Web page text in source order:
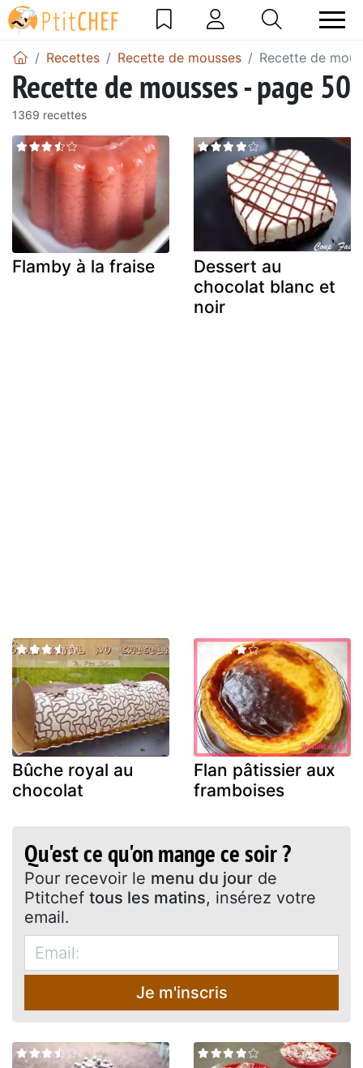
Recettes Recette de mousses Recette de
Recette de mousses - page 50
1369 recettes
Flamby à la fraise
Dessert au
chocolat blanc et
noir
Bûche royal au
chocolat
Flan pâtissier aux
framboises
Qu'est ce qu'on mange ce soir ?
Pour recevoir le menu du jour de
Ptitchef tous les matins, insérez votre
email.
Je m'inscris